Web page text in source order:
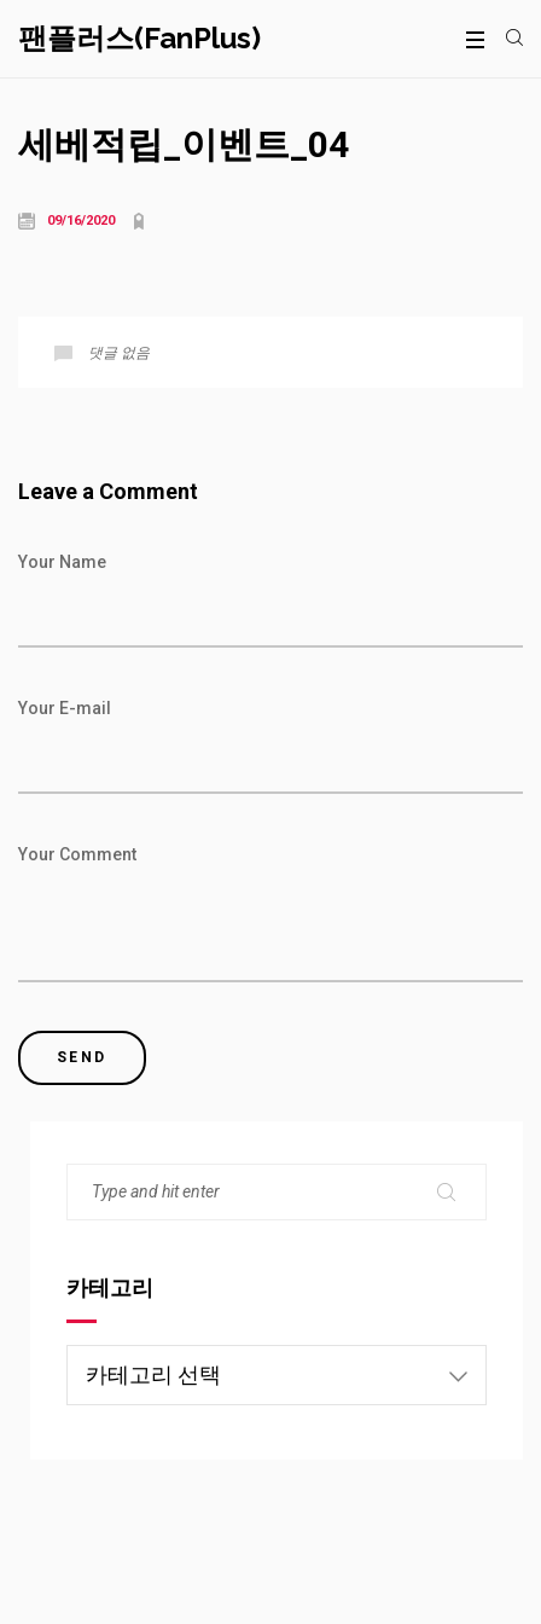
팬플러스(FanPlus)
세베적립_이벤트_04
09/16/2020
댓글 없음
Leave a Comment
Your Name
Your E-mail
Your Comment
카테고리
고